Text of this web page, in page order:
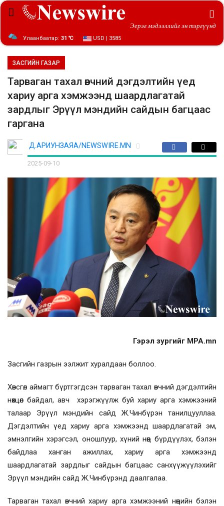
Эерэг мэдээллийг эн тэргүүнд
Улаанбаатар: 31 ℃ USD | 3585
ЗАСГИЙН ГАЗАР
Тарваган тахал өвчний дэгдэлтийн үед
хариу арга хэмжээнд шаардлагатай
зардлыг Эрүүл мэндийн сайдын багцаас
гаргана
Д.АРИУНЗАЯА/NEWSWIRE.MN
2025-09-10
Гэрэл зургийг MPA.mn
Засгийн газрын ээлжит хуралдаан боллоо.
Хөвсгөл аймагт бүртгэгдсэн тарваган тахал өвчний дэгдэлтийн
нөхцөл байдал, авч хэрэгжүүлж буй хариу арга хэмжээний
талаар Эрүүл мэндийн сайд Ж.Чинбүрэн танилцууллаа.
Дэгдэлтийн үед хариу арга хэмжээнд шаардлагатай эм,
эмнэлгийн хэрэгсэл, оношлуур, хүний нөөц бүрдүүлэх, бэлэн
байдлаа ханган ажиллах, хариу арга хэмжээнд
шаардлагатай зардлыг сайдын багцаас санхүүжүүлэхийг
Эрүүл мэндийн сайд Ж.Чинбүрэнд даалгалаа.
Тарваган тахал өвчний хариу арга хэмжээний нөөцийн бэлэн